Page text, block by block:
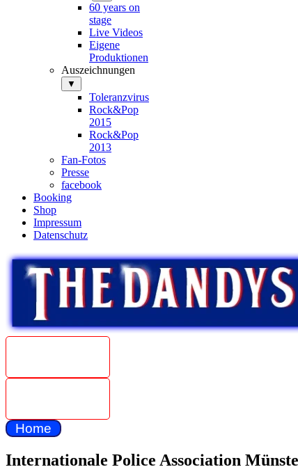
60 years on
stage
Live Videos
Eigene
Produktionen
Auszeichnungen
▼
Toleranzvirus
Rock&Pop
2015
Rock&Pop
2013
Fan-Fotos
Presse
facebook
Booking
Shop
Impressum
Datenschutz
Home
Internationale Police Association